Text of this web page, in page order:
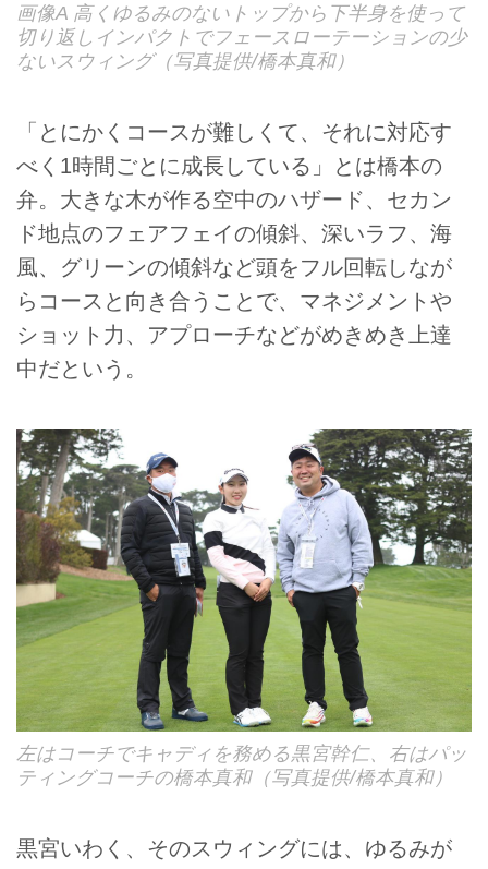
画像A 高くゆるみのないトップから下半身を使って
切り返しインパクトでフェースローテーションの少
ないスウィング（写真提供/橋本真和）
「とにかくコースが難しくて、それに対応す
べく1時間ごとに成長している」とは橋本の
弁。大きな木が作る空中のハザード、セカン
ド地点のフェアフェイの傾斜、深いラフ、海
風、グリーンの傾斜など頭をフル回転しなが
らコースと向き合うことで、マネジメントや
ショット力、アプローチなどがめきめき上達
中だという。
左はコーチでキャディを務める黒宮幹仁、右はパッ
ティングコーチの橋本真和（写真提供/橋本真和）
黒宮いわく、そのスウィングには、ゆるみが